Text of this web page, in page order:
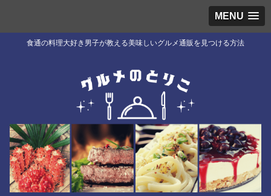
MENU
食通の料理大好き男子が教える美味しいグルメ通販を見つける方法